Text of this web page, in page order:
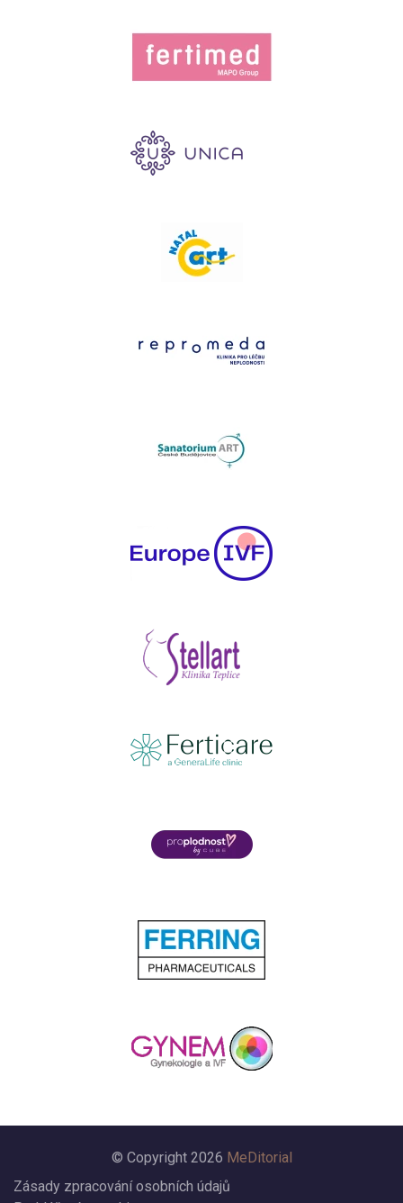
© Copyright 2026 MeDitorial
Zásady zpracování osobních údajů